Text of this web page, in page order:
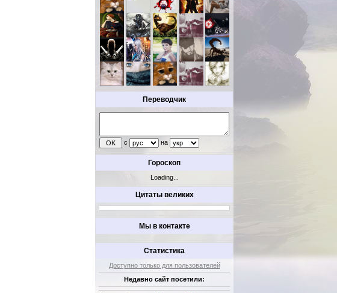
Переводчик
с на
Гороскоп
Loading...
Цитаты великих
Мы в контакте
Статистика
Доступно только для пользователей
Недавно сайт посетили: